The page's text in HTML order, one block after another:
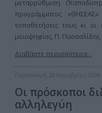
μεταρρύθμιση
προγράμματος
τοποθετήσεις τους κι
μειοψηφίας, Π. Πασσαλίδης
Διαβάστε περισσότερα...
Παρασκευή, 28 Νοεμβρίου 2008
Οι πρόσκοποι
αλληλεγύη